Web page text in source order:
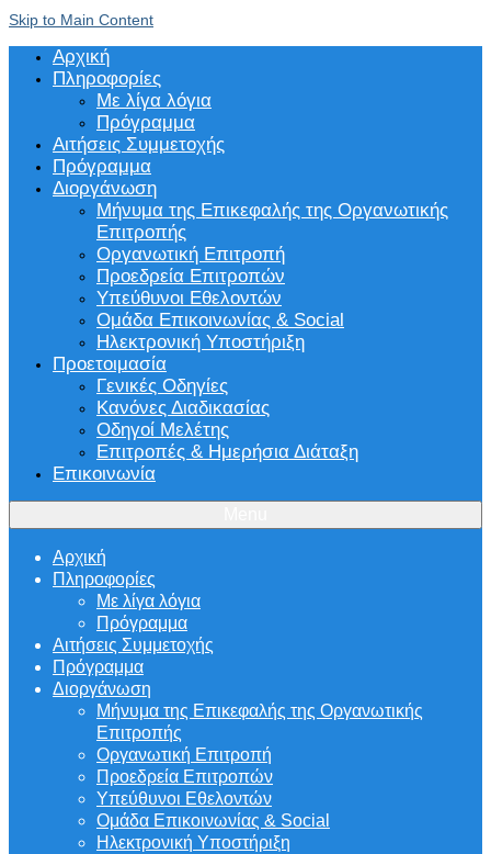
Skip to Main Content
Αρχική
Πληροφορίες
Με λίγα λόγια
Πρόγραμμα
Αιτήσεις Συμμετοχής
Πρόγραμμα
Διοργάνωση
Μήνυμα της Επικεφαλής της Οργανωτικής
Επιτροπής
Οργανωτική Επιτροπή
Προεδρεία Επιτροπών
Υπεύθυνοι Εθελοντών
Ομάδα Επικοινωνίας & Social
Ηλεκτρονική Υποστήριξη
Προετοιμασία
Γενικές Οδηγίες
Κανόνες Διαδικασίας
Οδηγοί Μελέτης
Επιτροπές & Ημερήσια Διάταξη
Επικοινωνία
Αρχική
Πληροφορίες
Με λίγα λόγια
Πρόγραμμα
Αιτήσεις Συμμετοχής
Πρόγραμμα
Διοργάνωση
Μήνυμα της Επικεφαλής της Οργανωτικής
Επιτροπής
Οργανωτική Επιτροπή
Προεδρεία Επιτροπών
Υπεύθυνοι Εθελοντών
Ομάδα Επικοινωνίας & Social
Ηλεκτρονική Υποστήριξη